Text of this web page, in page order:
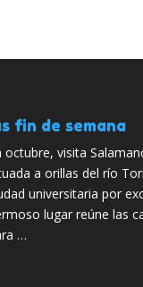
fin de semana
octubre, visita
a orillas del río
universitaria por
lugar reúne las
…